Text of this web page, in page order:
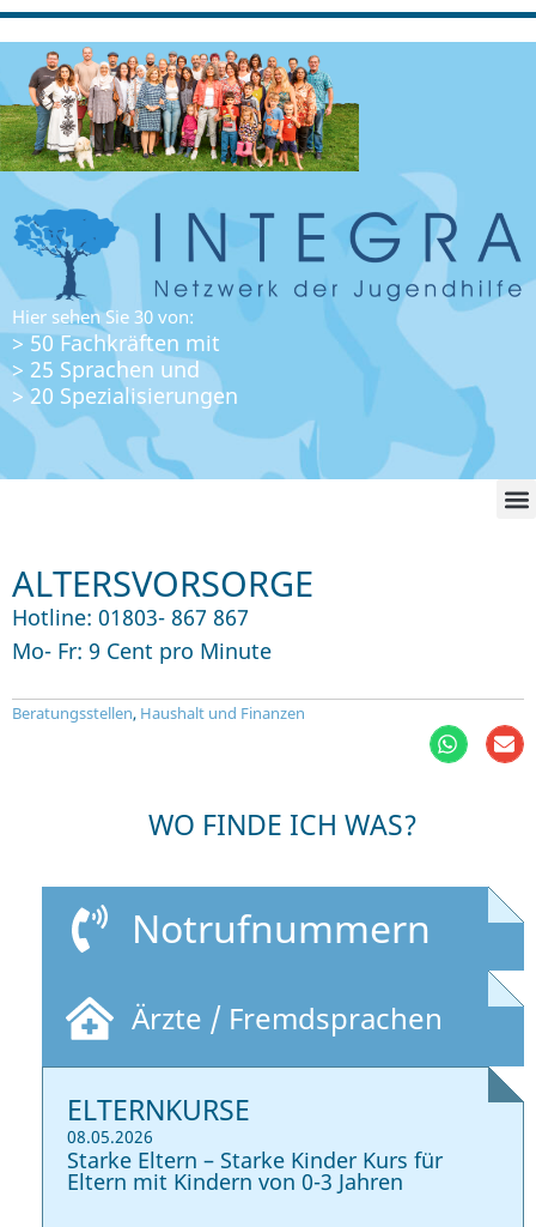
Hier sehen Sie 30 von:
> 50 Fachkräften mit
> 25 Sprachen und
> 20 Spezialisierungen
ALTERSVORSORGE
Hotline: 01803- 867 867
Mo- Fr: 9 Cent pro Minute
Beratungsstellen, Haushalt und Finanzen
WO FINDE ICH WAS?
Notrufnummern
Ärzte / Fremdsprachen
ELTERNKURSE
08.05.2026
Starke Eltern – Starke Kinder Kurs für
Eltern mit Kindern von 0-3 Jahren